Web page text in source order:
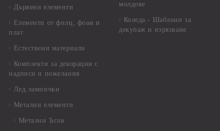
Дървени елементи
Елементи от филц, фоам и
плат
Естествени материали
Комплекти за декорации с
надписи и пожелания
Лед лампички
Метални елементи
Метални Ъгли
молдове
Коледа - Шаблони за
декупаж и изрязване